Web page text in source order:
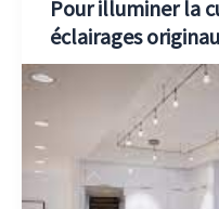
Pour illuminer la
éclairages